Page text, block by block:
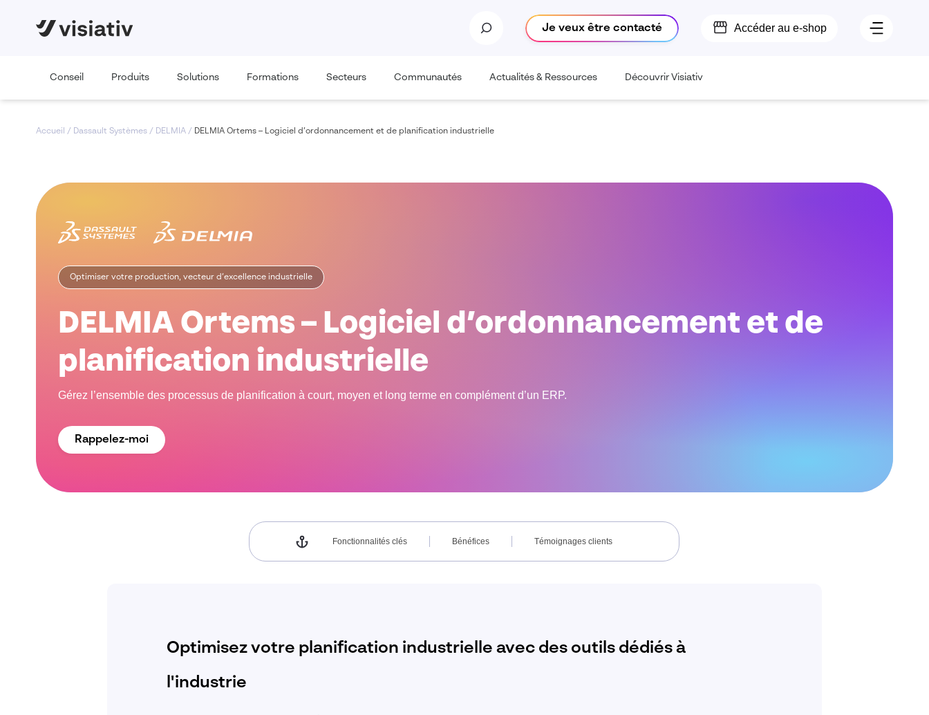
Je veux être contacté Accéder au e-shop
Conseil Produits Solutions Formations Secteurs Communautés Actualités & Ressources Découvrir Visiativ
Accueil / Dassault Systèmes / DELMIA / DELMIA Ortems – Logiciel d’ordonnancement et de planification industrielle
Optimiser votre production, vecteur d’excellence industrielle
DELMIA Ortems – Logiciel d’ordonnancement et de
planification industrielle
Gérez l’ensemble des processus de planification à court, moyen et long terme en complément d’un ERP.
Rappelez-moi
Fonctionnalités clés Bénéfices Témoignages clients
Optimisez votre planification industrielle avec des outils dédiés à
l'industrie